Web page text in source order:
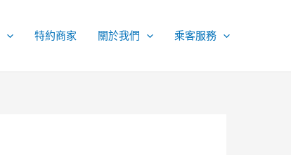
特約商家 關於我們 乘客服務